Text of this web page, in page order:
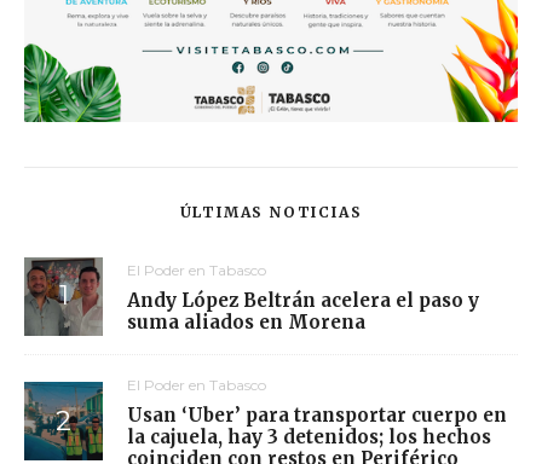
ÚLTIMAS NOTICIAS
El Poder en Tabasco
Andy López Beltrán acelera el paso y
suma aliados en Morena
El Poder en Tabasco
Usan ‘Uber’ para transportar cuerpo en
la cajuela, hay 3 detenidos; los hechos
coinciden con restos en Periférico